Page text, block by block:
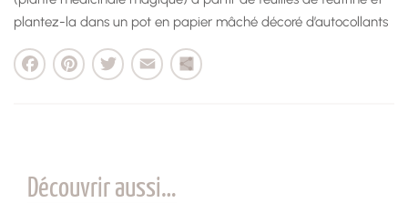
plantez-la dans un pot en papier mâché décoré d’autocollants
Découvrir aussi…